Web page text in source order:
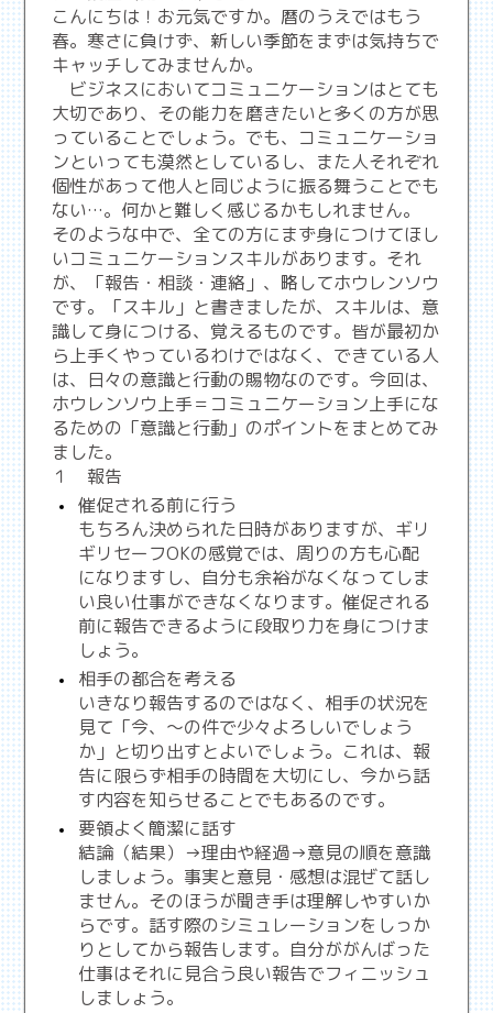
こんにちは！お元気ですか。暦のうえではもう
春。寒さに負けず、新しい季節をまずは気持ちで
キャッチしてみませんか。
ビジネスにおいてコミュニケーションはとても
大切であり、その能力を磨きたいと多くの方が思
っていることでしょう。でも、コミュニケーショ
ンといっても漠然としているし、また人それぞれ
個性があって他人と同じように振る舞うことでも
ない…。何かと難しく感じるかもしれません。
そのような中で、全ての方にまず身につけてほし
いコミュニケーションスキルがあります。それ
が、「報告・相談・連絡」、略してホウレンソウ
です。「スキル」と書きましたが、スキルは、意
識して身につける、覚えるものです。皆が最初か
ら上手くやっているわけではなく、できている人
は、日々の意識と行動の賜物なのです。今回は、
ホウレンソウ上手＝コミュニケーション上手にな
るための「意識と行動」のポイントをまとめてみ
ました。
１ 報告
催促される前に行う
もちろん決められた日時がありますが、ギリ
ギリセーフOKの感覚では、周りの方も心配
になりますし、自分も余裕がなくなってしま
い良い仕事ができなくなります。催促される
前に報告できるように段取り力を身につけま
しょう。
相手の都合を考える
いきなり報告するのではなく、相手の状況を
見て「今、～の件で少々よろしいでしょう
か」と切り出すとよいでしょう。これは、報
告に限らず相手の時間を大切にし、今から話
す内容を知らせることでもあるのです。
要領よく簡潔に話す
結論（結果）→理由や経過→意見の順を意識
しましょう。事実と意見・感想は混ぜて話し
ません。そのほうが聞き手は理解しやすいか
らです。話す際のシミュレーションをしっか
りとしてから報告します。自分ががんばった
仕事はそれに見合う良い報告でフィニッシュ
しましょう。